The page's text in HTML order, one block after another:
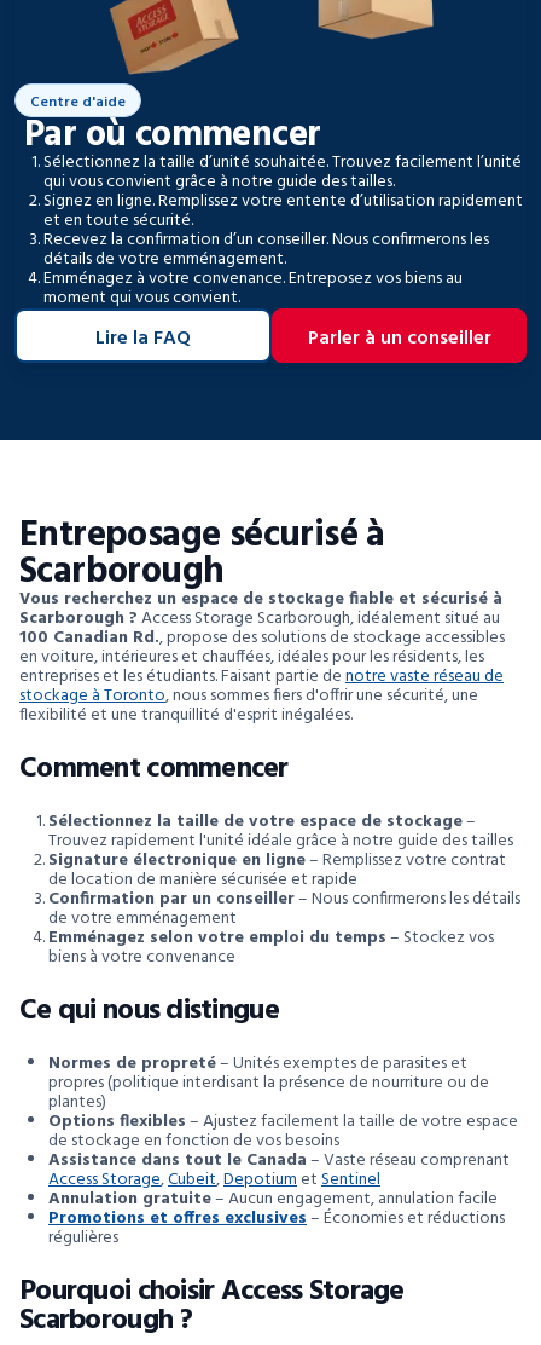
Centre d'aide
Par où commencer
Sélectionnez la taille d’unité souhaitée. Trouvez facilement l’unité
qui vous convient grâce à notre guide des tailles.
Signez en ligne. Remplissez votre entente d’utilisation rapidement
et en toute sécurité.
Recevez la confirmation d’un conseiller. Nous confirmerons les
détails de votre emménagement.
Emménagez à votre convenance. Entreposez vos biens au
moment qui vous convient.
Lire la FAQ Parler à un conseiller
Entreposage sécurisé à
Scarborough
Vous recherchez un espace de stockage fiable et sécurisé à
Scarborough ?Access Storage Scarborough, idéalement situé au
100 Canadian Rd., propose des solutions de stockage accessibles
en voiture, intérieures et chauffées, idéales pour les résidents, les
entreprises et les étudiants. Faisant partie denotre vaste réseau de
stockage à Toronto, nous sommes fiers d'offrir une sécurité, une
flexibilité et une tranquillité d'esprit inégalées.
Comment commencer
Sélectionnez la taille de votre espace de stockage–
Trouvez rapidement l'unité idéale grâce à notre guide des tailles
Signature électronique en ligne– Remplissez votre contrat
de location de manière sécurisée et rapide
Confirmation par un conseiller– Nous confirmerons les détails
de votre emménagement
Emménagez selon votre emploi du temps– Stockez vos
biens à votre convenance
Ce qui nous distingue
Normes de propreté– Unités exemptes de parasites et
propres (politique interdisant la présence de nourriture ou de
plantes)
Options flexibles– Ajustez facilement la taille de votre espace
de stockage en fonction de vos besoins
Assistance dans tout le Canada– Vaste réseau comprenant
Access Storage,Cubeit,DepotiumetSentinel
Annulation gratuite– Aucun engagement, annulation facile
Promotions et offres exclusives– Économies et réductions
régulières
Pourquoi choisir Access Storage
Scarborough ?